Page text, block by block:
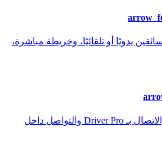
يدويًا أو تلقائيًا، وخريطة مباشرة،
ملفّات السائقين والتوفّر والاتصال بـ Driver Pro والتواصل داخل